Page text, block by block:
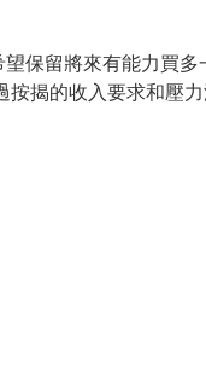
保留將來有能力買
揭的收入要求和壓